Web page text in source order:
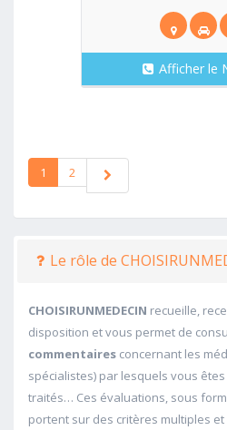
Afficher le
1 2
Le rôle de
CHOISIRUNMEDECIN recueille,
disposition et vous permet de
commentaires concernant les
spécialistes) par lesquels vous
traités… Ces évaluations, sous
portent sur des critères multiples